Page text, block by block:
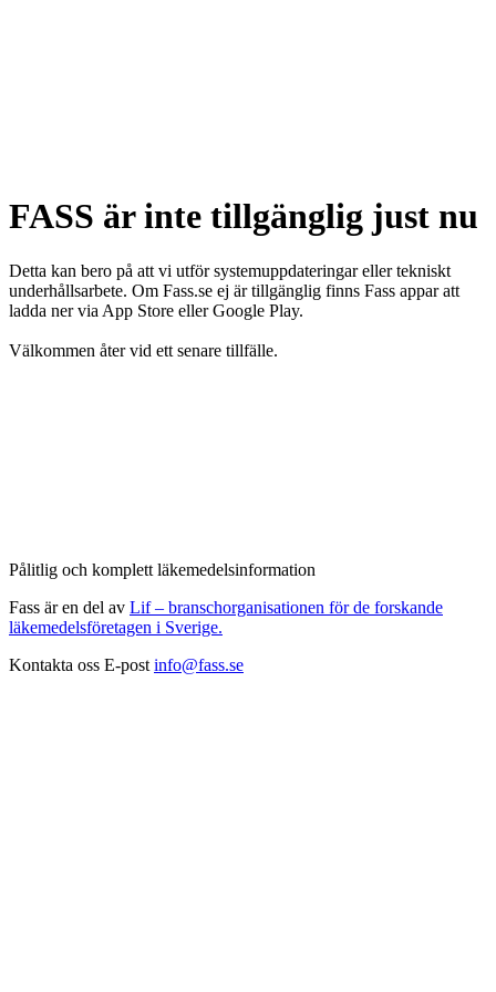
FASS är inte tillgänglig just nu
Detta kan bero på att vi utför systemuppdateringar eller tekniskt
underhållsarbete. Om Fass.se ej är tillgänglig finns Fass appar att
ladda ner via App Store eller Google Play.
Välkommen åter vid ett senare tillfälle.
Pålitlig och komplett läkemedelsinformation
Fass är en del av Lif – branschorganisationen för de forskande
läkemedelsföretagen i Sverige.
Kontakta oss E-post info@fass.se